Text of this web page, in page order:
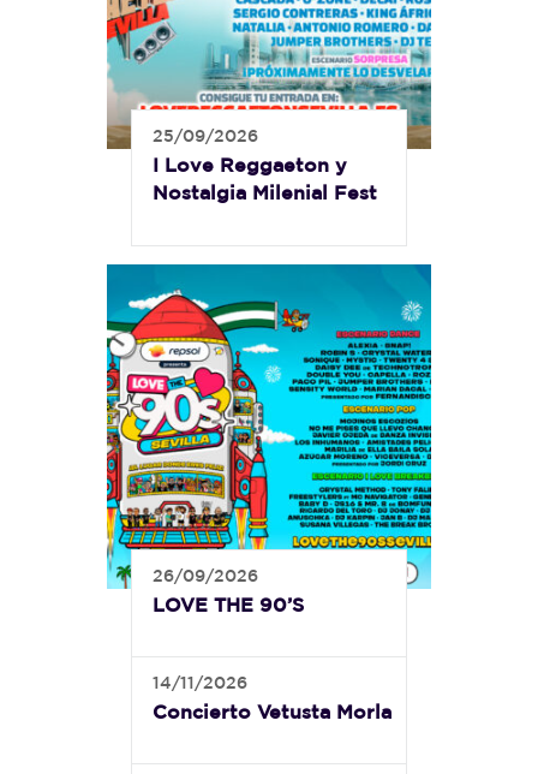
25/09/2026
I Love Reggaeton y
Nostalgia Milenial Fest
26/09/2026
LOVE THE 90’S
14/11/2026
Concierto Vetusta Morla